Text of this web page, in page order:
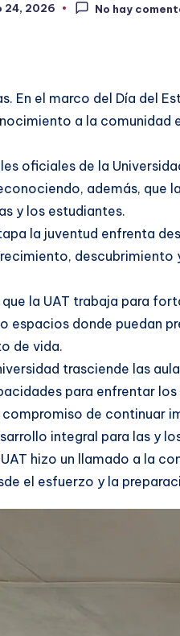
24, 2026 No hay
En el marco del Día del
a la
oficiales de la
además, que
y los estudiantes.
la juventud enfrenta
la UAT trabaja para
espacios donde puedan
de vida.
trasciende las
para enfrentar
de continuar
integral para las y
hizo un llamado a la
el esfuerzo y la